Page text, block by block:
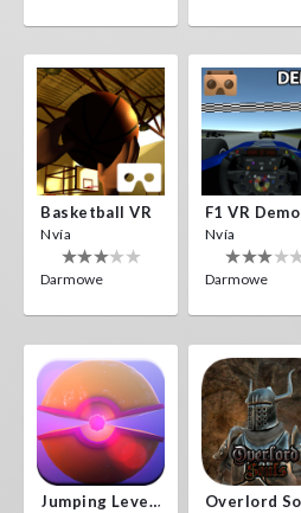
Basketball VR
Nvía
Darmowe
F1 VR Demo
Nvía
Darmowe
Jumping Levels